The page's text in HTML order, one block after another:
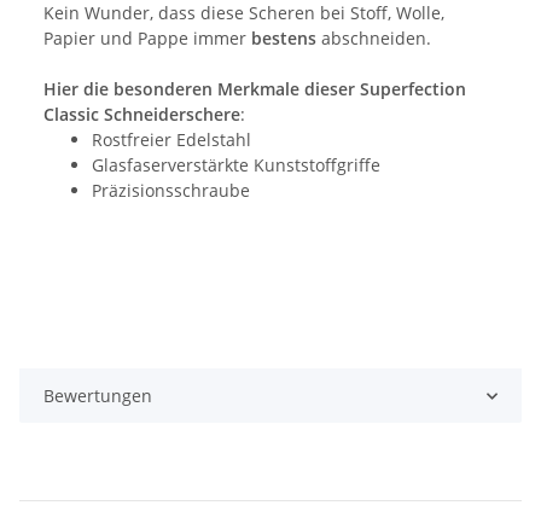
Kein Wunder, dass diese Scheren bei Stoff, Wolle,
Papier und Pappe immer bestens abschneiden.
Hier die besonderen Merkmale dieser Superfection
Classic Schneiderschere:
Rostfreier Edelstahl
Glasfaserverstärkte Kunststoffgriffe
Präzisionsschraube
Bewertungen